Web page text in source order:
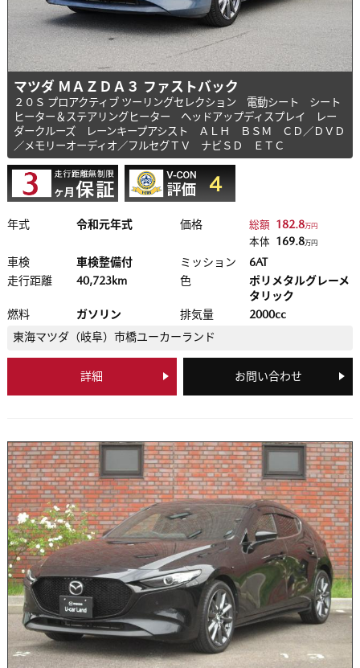
マツダ ＭＡＺＤＡ３ ファストバック
２０Ｓ プロアクティブ ツーリングセレクション 電動シート シート
ヒーター＆ステアリングヒーター ヘッドアップディスプレイ レー
ダークルーズ レーンキープアシスト ＡＬＨ ＢＳＭ ＣＤ／ＤＶＤ
／メモリーオーディオ／フルセグＴＶ ナビＳＤ ＥＴＣ
年式 令和元年式 価格 総額 182.8万円
本体 169.8万円
車検 車検整備付 ミッション
6AT
走行距離
40,723km 色
ポリメタルグレーメ
タリック
燃料
ガソリン 排気量
2000cc
東海マツダ（岐阜） 市橋ユーカーランド
詳細 お問い合わせ